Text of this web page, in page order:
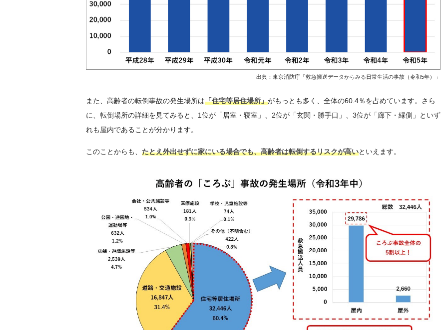
出典：東京消防庁「 救急搬送データからみる日常生活の事故（令和5年） 」
また、高齢者の転倒事故の発生場所は「住宅等居住場所」がもっとも多く、全体の60.4％を占めています。さら
に、転倒場所の詳細を見てみると、1位が「居室・寝室」、2位が「玄関・勝手口」、3位が「廊下・縁側」といず
れも屋内であることが分かります。
このことからも、 たとえ外出せずに家にいる場合でも、高齢者は転倒するリスクが高いといえます。